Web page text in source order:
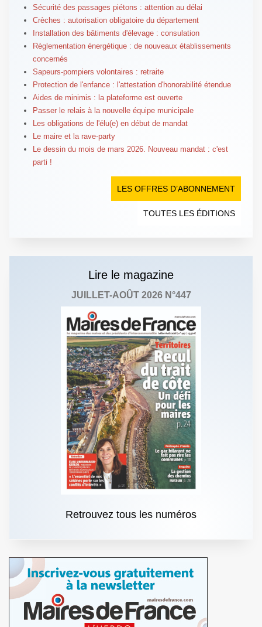
Sécurité des passages piétons : attention au délai
Crèches : autorisation obligatoire du département
Installation des bâtiments d'élevage : consulation
Règlementation énergétique : de nouveaux établissements
concernés
Sapeurs-pompiers volontaires : retraite
Protection de l'enfance : l'attestation d'honorabilité étendue
Aides de minimis : la plateforme est ouverte
Passer le relais à la nouvelle équipe municipale
Les obligations de l'élu(e) en début de mandat
Le maire et la rave-party
Le dessin du mois de mars 2026. Nouveau mandat : c'est
parti !
LES OFFRES D’ABONNEMENT
TOUTES LES ÉDITIONS
Lire le magazine
JUILLET-AOÛT 2026 N°447
Retrouvez tous les numéros